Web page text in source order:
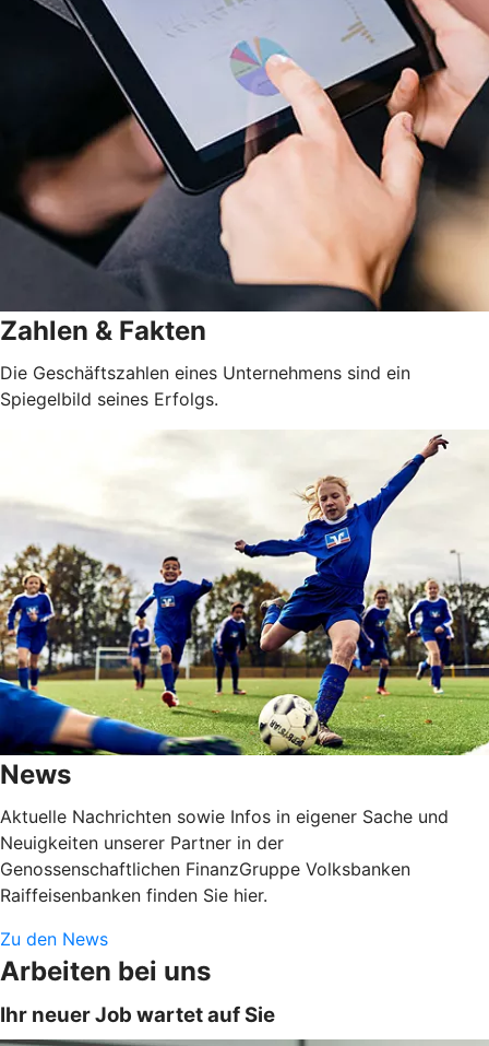
Zahlen & Fakten
Die Geschäftszahlen eines Unternehmens sind ein
Spiegelbild seines Erfolgs.
News
Aktuelle Nachrichten sowie Infos in eigener Sache und
Neuigkeiten unserer Partner in der
Genossenschaftlichen FinanzGruppe Volksbanken
Raiffeisenbanken finden Sie hier.
Zu den News
Arbeiten bei uns
Ihr neuer Job wartet auf Sie